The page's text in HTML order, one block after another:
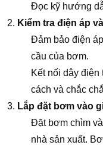
Đọc kỹ hướng
Kiểm tra điện áp
Đảm bảo điện
cầu của bơm.
Kết nối dây
cách và chắc
Lắp đặt bơm vào
Đặt bơm chìm
nhà sản xuất.